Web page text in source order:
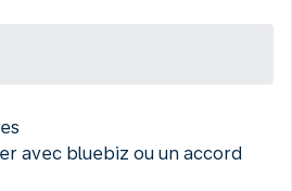
avec bluebiz ou un accord